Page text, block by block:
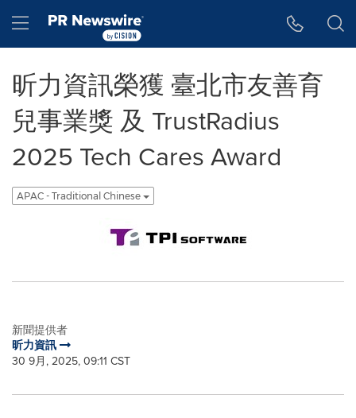
Hamburger menu
昕力資訊榮獲 臺北市友善育
兒事業獎 及 TrustRadius
2025 Tech Cares Award
APAC - Traditional Chinese
新聞提供者
昕力資訊
30 9月, 2025, 09:11 CST